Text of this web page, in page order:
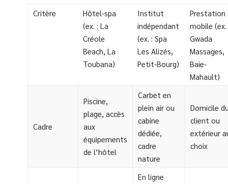
Critère
Hôtel-spa
(ex. : La
Créole
Beach, La
Toubana)
Institut
indépendant
(ex. : Spa
Les Alizés,
Petit-Bourg)
Prestation
mobile (ex.
Gwada
Massages,
Baie-
Mahault)
Cadre
Piscine,
plage, accès
aux
équipements
de l’hôtel
Carbet en
plein air ou
cabine
dédiée,
cadre
nature
Domicile
client ou
extérieur
choix
En ligne